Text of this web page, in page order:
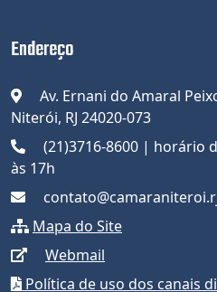
Endereço
Av. Ernani do Amaral
Niterói, RJ 24020-073
(21)3716-8600 | horário
às 17h
Mapa do Site
Webmail
Política de uso dos canais